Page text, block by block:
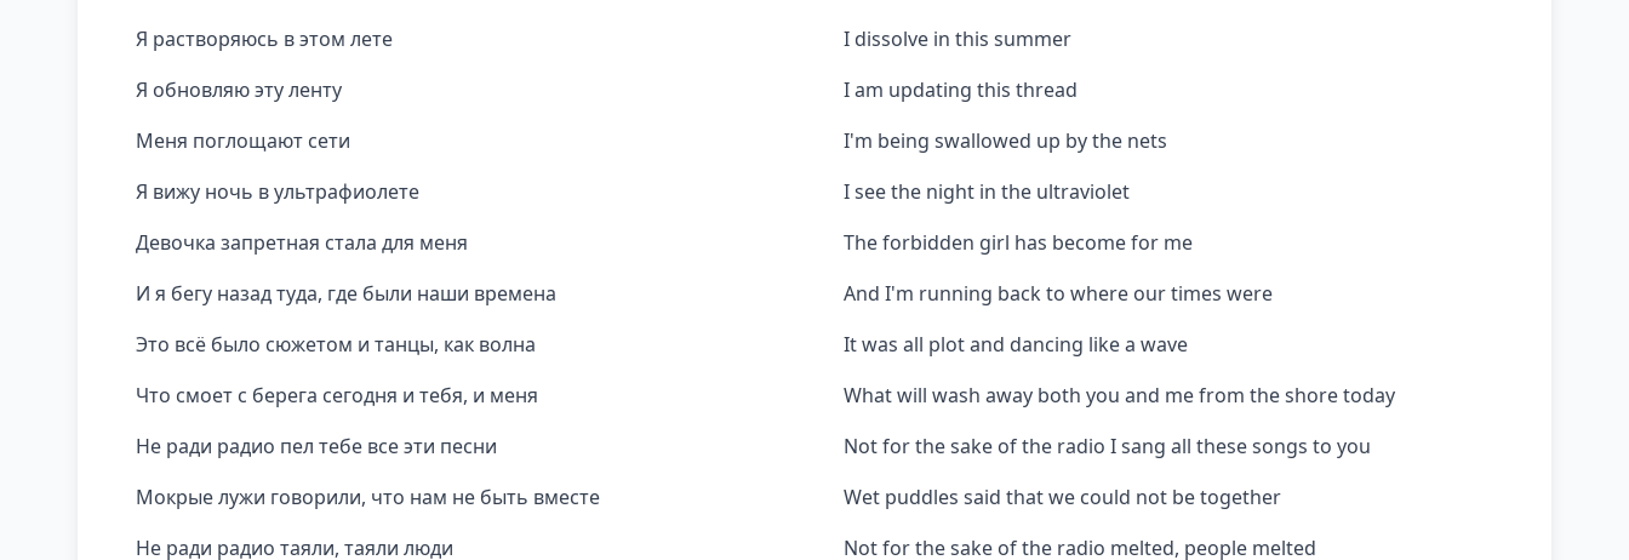
Я растворяюсь в этом лете
Я обновляю эту ленту
Меня поглощают сети
Я вижу ночь в ультрафиолете
Девочка запретная стала для меня
И я бегу назад туда, где были наши времена
Это всё было сюжетом и танцы, как волна
Что смоет с берега сегодня и тебя, и меня
Не ради радио пел тебе все эти песни
Мокрые лужи говорили, что нам не быть вместе
Не ради радио таяли, таяли люди
I dissolve in this summer
I am updating this thread
I'm being swallowed up by the nets
I see the night in the ultraviolet
The forbidden girl has become for me
And I'm running back to where our times were
It was all plot and dancing like a wave
What will wash away both you and me from the shore today
Not for the sake of the radio I sang all these songs to you
Wet puddles said that we could not be together
Not for the sake of the radio melted, people melted